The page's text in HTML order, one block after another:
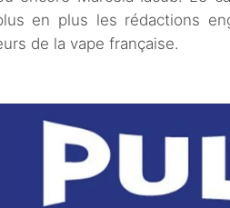
en plus les rédactions
de la vape française.